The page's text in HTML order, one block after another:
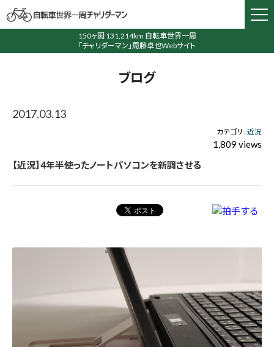
150ヶ国 131,214km 自転車世界一周
「チャリダーマン」周藤卓也Webサイト
ブログ
2017.03.13
カテゴリ :近況
1,809 views
【近況】4年半使ったノートパソコンを新調させる